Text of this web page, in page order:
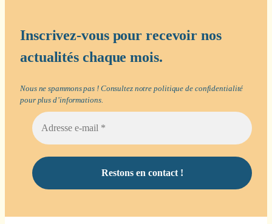
Inscrivez-vous pour recevoir nos
actualités chaque mois.
Nous ne spammons pas ! Consultez notrepolitique de confidentialité
pour plus d’informations.